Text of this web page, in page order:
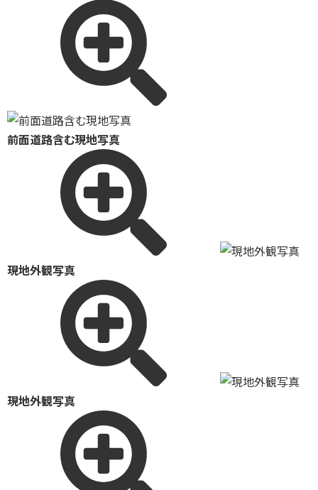
前面道路含む現地写真
現地外観写真
現地外観写真